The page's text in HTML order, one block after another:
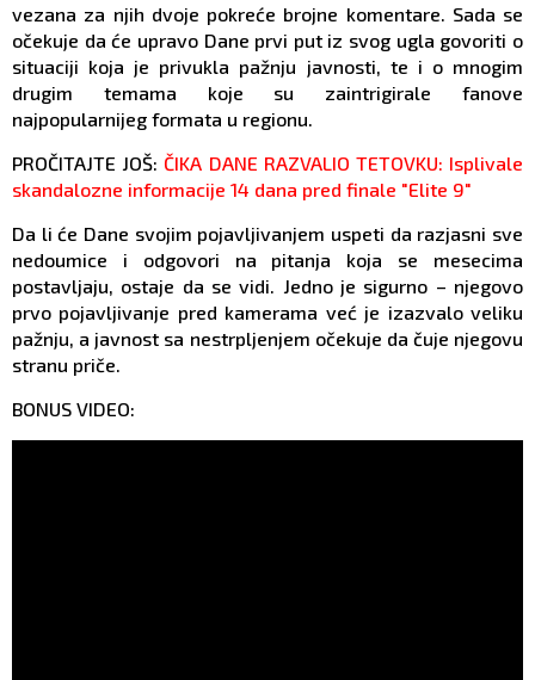
vezana za njih dvoje pokreće brojne komentare. Sada se
očekuje da će upravo Dane prvi put iz svog ugla govoriti o
situaciji koja je privukla pažnju javnosti, te i o mnogim
drugim temama koje su zaintrigirale fanove
najpopularnijeg formata u regionu.
PROČITAJTE JOŠ: ČIKA DANE RAZVALIO TETOVKU: Isplivale
skandalozne informacije 14 dana pred finale "Elite 9"
Da li će Dane svojim pojavljivanjem uspeti da razjasni sve
nedoumice i odgovori na pitanja koja se mesecima
postavljaju, ostaje da se vidi. Jedno je sigurno – njegovo
prvo pojavljivanje pred kamerama već je izazvalo veliku
pažnju, a javnost sa nestrpljenjem očekuje da čuje njegovu
stranu priče.
BONUS VIDEO: